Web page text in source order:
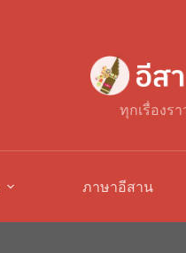
ทุกเรื่องร
ภาษาอีสาน